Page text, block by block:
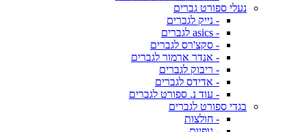
נעלי ספורט גברים
- נייק לגברים
- asics לגברים
- סקצ'רס לגברים
- אנדר ארמור לגברים
- ריבוק לגברים
- אדידס לגברים
- עוד נ. ספורט לגברים
בגדי ספורט לגברים
- חולצות